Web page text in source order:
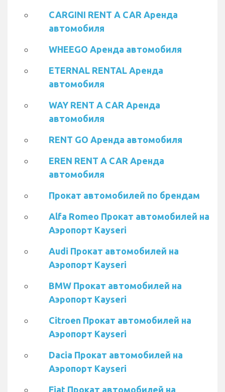
CARGINI RENT A CAR Аренда
автомобиля
WHEEGO Аренда автомобиля
ETERNAL RENTAL Аренда
автомобиля
WAY RENT A CAR Аренда
автомобиля
RENT GO Аренда автомобиля
EREN RENT A CAR Аренда
автомобиля
Прокат автомобилей по брендам
Alfa Romeo Прокат автомобилей на
Аэропорт Kayseri
Audi Прокат автомобилей на
Аэропорт Kayseri
BMW Прокат автомобилей на
Аэропорт Kayseri
Citroen Прокат автомобилей на
Аэропорт Kayseri
Dacia Прокат автомобилей на
Аэропорт Kayseri
Fiat Прокат автомобилей на